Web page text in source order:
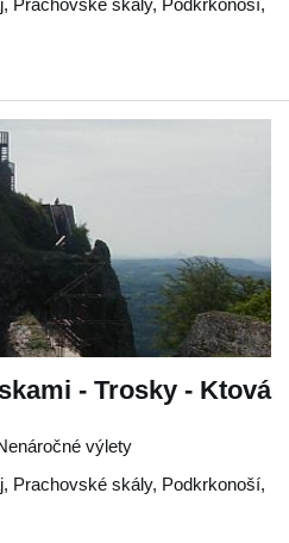
, Prachovské skály, Podkrkonoší,
- Trosky - Ktová
výlety
, Prachovské skály, Podkrkonoší,